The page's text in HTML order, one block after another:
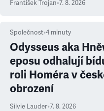
František Trojan•7. 8. 2026
Společnost•4 minuty
Odysseus aka
eposu odhalují
roli Homéra v
obrození
Silvie Lauder•7. 8. 2026